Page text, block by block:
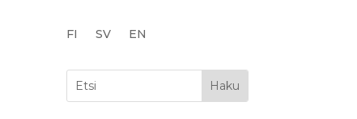
FI SV EN